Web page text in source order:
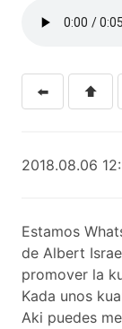
⬅️ ⬆️
2018.08.06
Estamos
de Albert
promover la
Kada unos
Aki puedes